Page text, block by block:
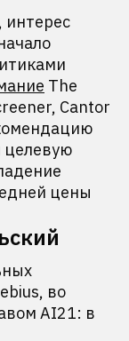
The
Cantor
целевую
цены
во
AI21: в